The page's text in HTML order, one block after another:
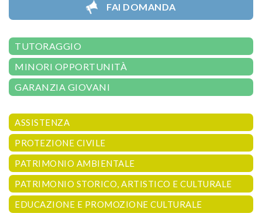
FAI DOMANDA
TUTORAGGIO
MINORI OPPORTUNITÀ
GARANZIA GIOVANI
ASSISTENZA
PROTEZIONE CIVILE
PATRIMONIO AMBIENTALE
PATRIMONIO STORICO, ARTISTICO E CULTURALE
EDUCAZIONE E PROMOZIONE CULTURALE